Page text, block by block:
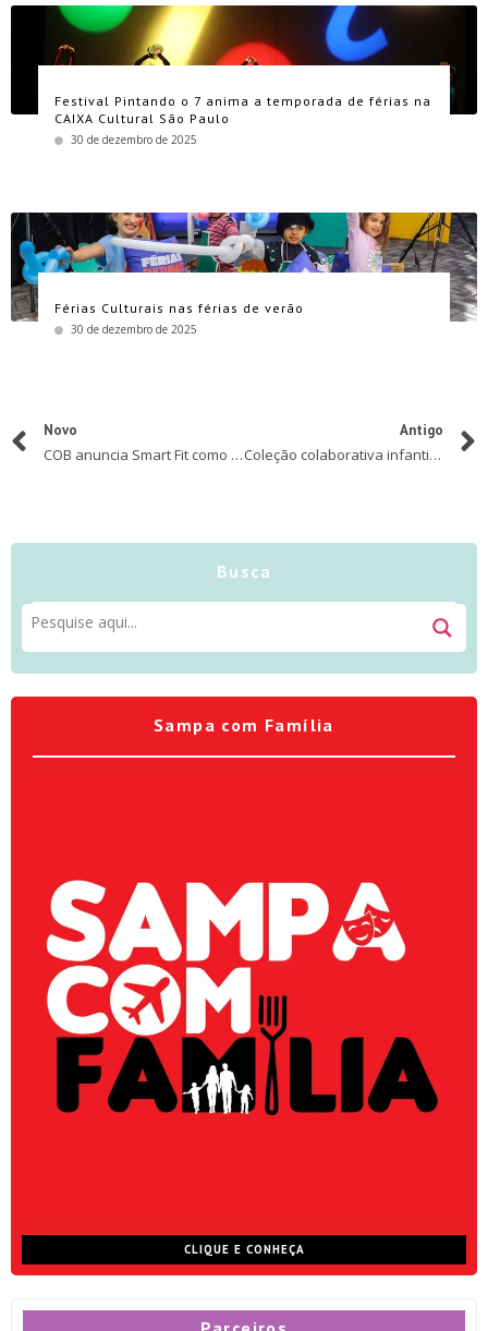
Festival Pintando o 7 anima a temporada de férias na
CAIXA Cultural São Paulo
30 de dezembro de 2025
Férias Culturais nas férias de verão
30 de dezembro de 2025
Novo
COB anuncia Smart Fit como patrocinador do Festival Olímpico Parque Time Brasil no Parque Villa-Lobos
Antigo
Coleção colaborativa infantil da animação Trolls
Busca
Sampa com Família
CLIQUE E CONHEÇA